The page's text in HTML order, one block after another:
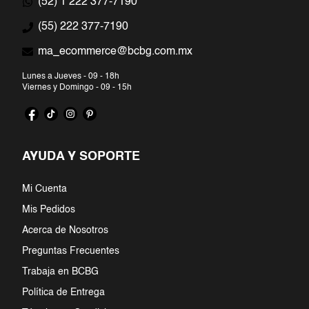
(55) 222 377-7190
ma_ecommerce@bcbg.com.mx
Lunes a Jueves - 09 - 18h
Viernes y Domingo - 09 - 15h
AYUDA Y SOPORTE
Mi Cuenta
Mis Pedidos
Acerca de Nosotros
Preguntas Frecuentes
Trabaja en BCBG
Política de Entrega
jumpsuit
8. blazer
9. playera
10. falda